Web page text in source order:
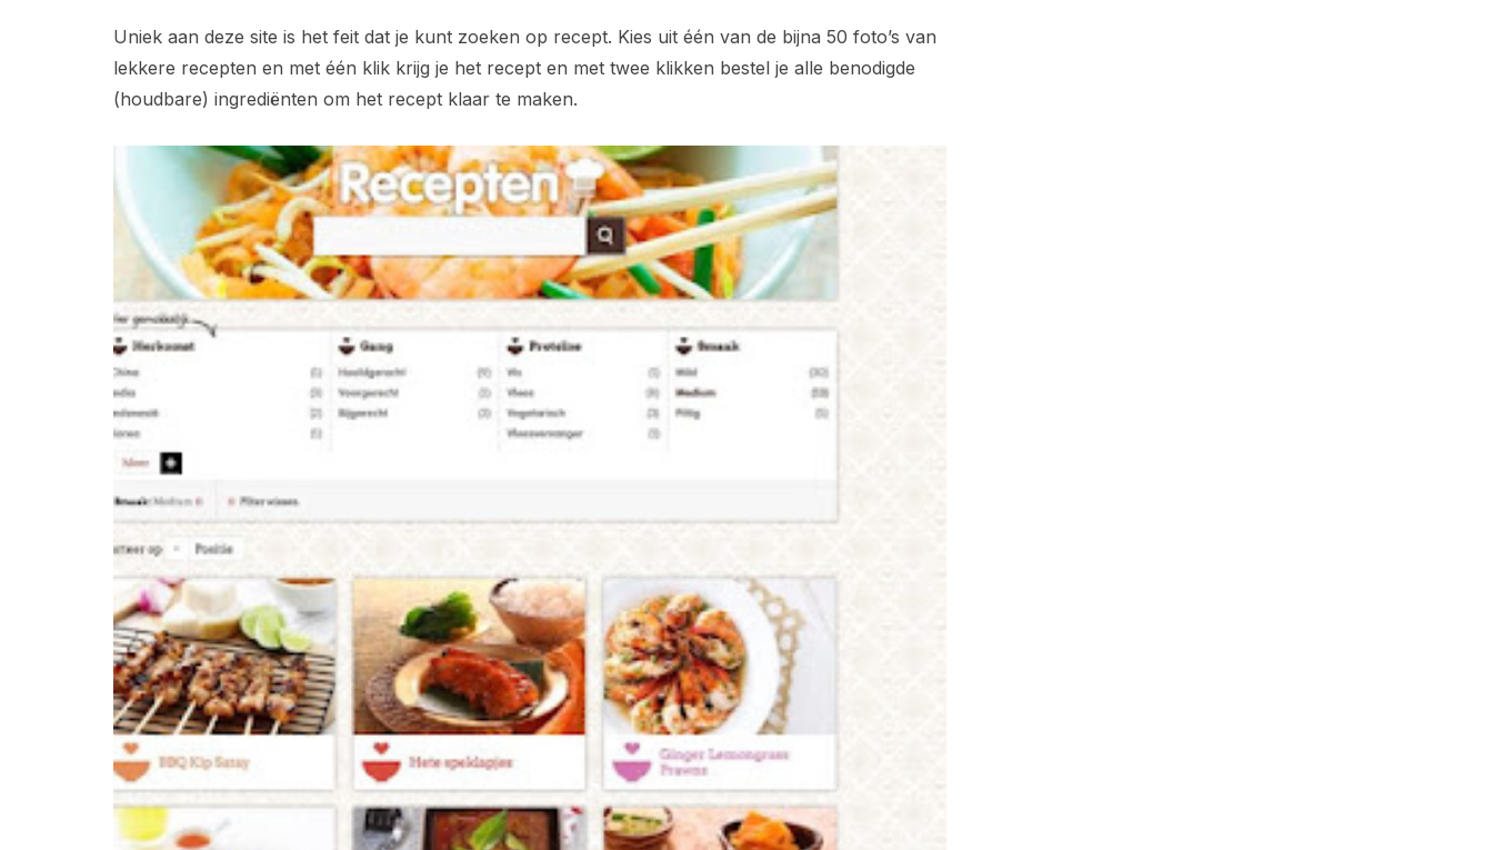
Uniek aan deze site is het feit dat je kunt zoeken op recept. Kies uit één van de bijna 50 foto’s van
lekkere recepten en met één klik krijg je het recept en met twee klikken bestel je alle benodigde
(houdbare) ingrediënten om het recept klaar te maken.